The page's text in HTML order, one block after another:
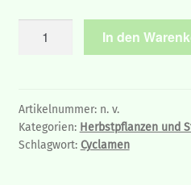
6
Pflanzen
Menge
In den
Artikelnummer: n. v.
Kategorien: Herbstpflanzen und
Schlagwort: Cyclamen